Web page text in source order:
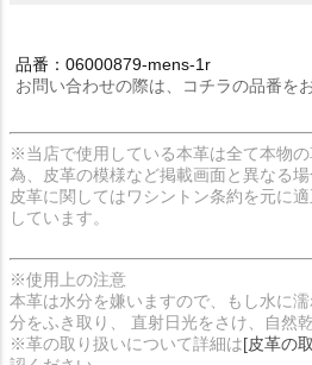
品番：06000879-mens-1r
お問い合わせの際は、コチラの品番を
※当店で使用している本革は全て本物
為、皮革の模様など掲載画面と異なる
皮革に関してはワシントン条約を元に
しています。
※使用上の注意
本革は水分を嫌いますので、もし水に
分をふき取り、 直射日光をさけ、自然
※革の取り扱いについて詳細は[皮革の